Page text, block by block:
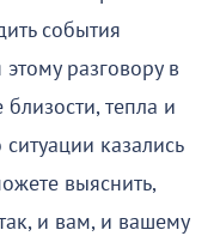
события
разговору в
тепла и
казались
выяснить,
и вам, и вашему